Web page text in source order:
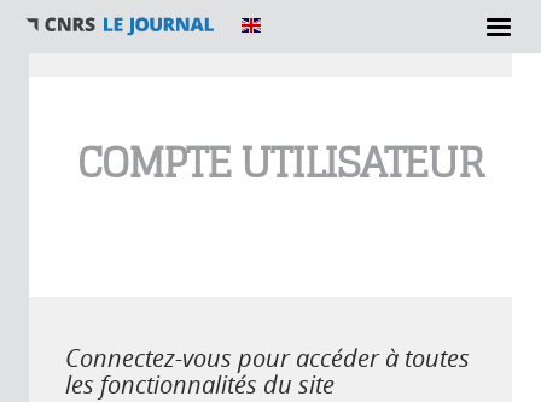
COMPTE UTILISATEUR
Connectez-vous pour accéder à toutes
les fonctionnalités du site